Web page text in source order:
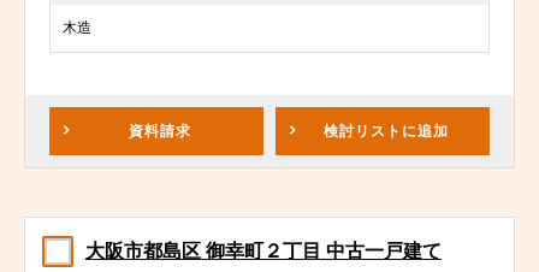
木造
資料請求 検討リスト に追加
大阪市都島区 御幸町２丁目 中古一戸建て